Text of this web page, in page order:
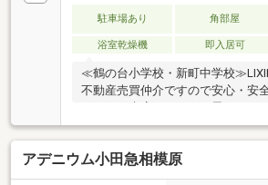
駐車場あり 角部屋
浴室乾燥機
即入居可
≪鶴の台小学校・新町中学校
不動産売買仲介ですので安心・安
をご堪能下さい。～～～～～～～
～～～～～インターネット、チラ
い物件や未公開物件・自社物件も
件情報等はコチラまでTEL：046-
アデニウム小田急相模原